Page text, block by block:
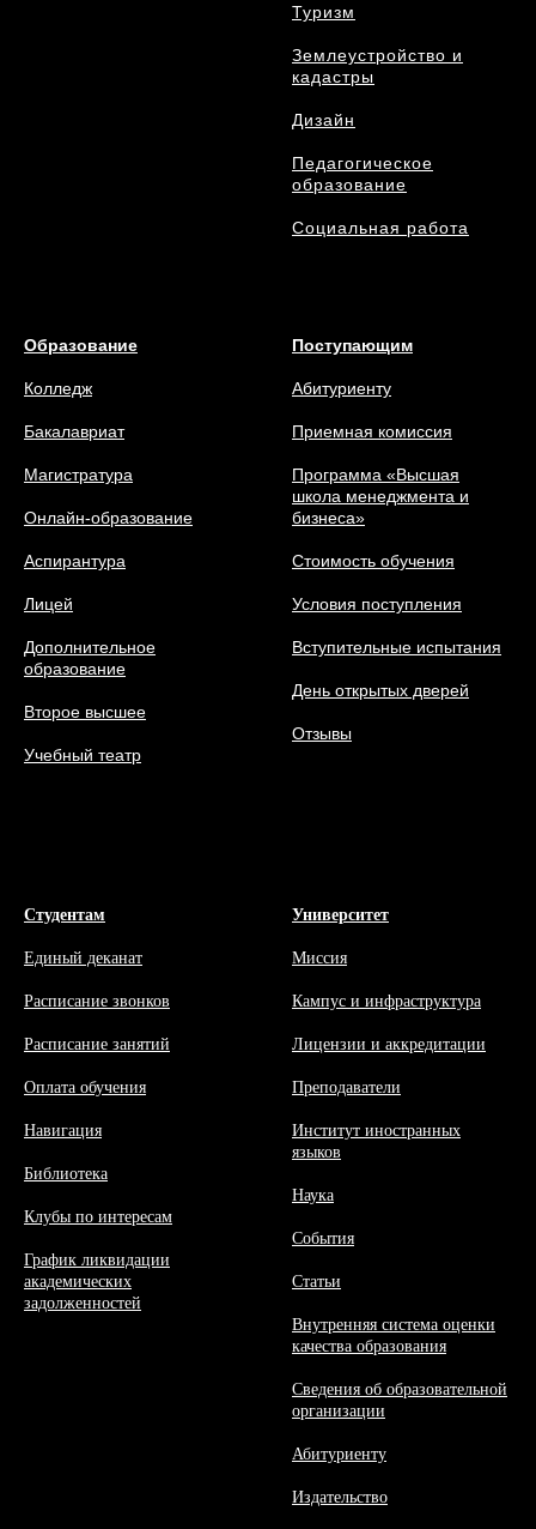
Туризм
Землеустройство и
кадастры
Дизайн
Педагогическое
образование
Социальная работа
Образование
Колледж
Бакалавриат
Магистратура
Онлайн-образование
Аспирантура
Лицей
Дополнительное
образование
Второе высшее
Учебный театр
Поступающим
Абитуриенту
Приемная комиссия
Программа «Высшая
школа менеджмента и
бизнеса»
Стоимость обучения
Условия поступления
Вступительные испытания
День открытых дверей
Отзывы
Студентам
Единый деканат
Расписание звонков
Расписание занятий
Оплата обучения
Навигация
Библиотека
Клубы по интересам
График ликвидации
академических
задолженностей
Университет
Миссия
Кампус и инфраструктура
Лицензии и аккредитации
Преподаватели
Институт иностранных
языков
Наука
События
Статьи
Внутренняя система оценки
качества образования
Сведения об образовательной
организации
Абитуриенту
Издательство